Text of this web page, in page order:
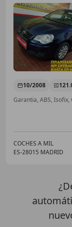
10/2008
COCHES A MIL
ES-28015 MADRID